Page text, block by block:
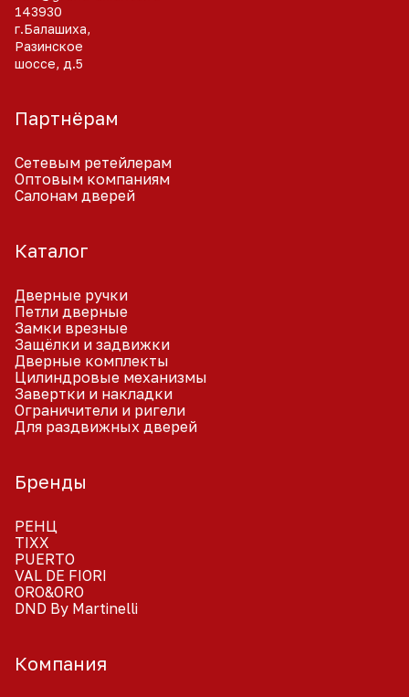
143930
г.Балашиха,
Разинское
шоссе, д.5
Партнёрам
Сетевым ретейлерам
Оптовым компаниям
Салонам дверей
Каталог
Дверные ручки
Петли дверные
Замки врезные
Защёлки и задвижки
Дверные комплекты
Цилиндровые механизмы
Завертки и накладки
Ограничители и ригели
Для раздвижных дверей
Бренды
РЕНЦ
TIXX
PUERTO
VAL DE FIORI
ORO&ORO
DND By Martinelli
Компания